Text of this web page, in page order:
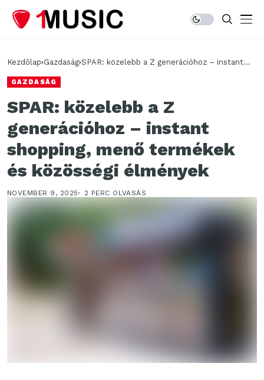
Kezdőlap Gazdaság SPAR: közelebb a Z generációhoz – instant
GAZDASÁG
SPAR: közelebb a Z
generációhoz – instant
shopping, menő termékek
és közösségi élmények
NOVEMBER 9, 2025 2 PERC OLVASÁS